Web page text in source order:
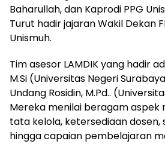
Baharullah, dan Kaprodi PPG
Turut hadir jajaran Wakil Dekan
Unismuh.
Tim asesor LAMDIK yang hadir
M.Si (Universitas Negeri
Undang Rosidin, M.Pd..
Mereka menilai beragam aspek
tata kelola, ketersediaan
hingga capaian pembelajaran